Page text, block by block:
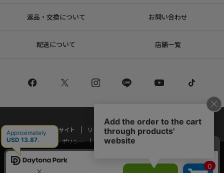
返品・交換について お問い合わせ
配送について 店舗一覧
コーポレートサイト リクルート
サステナブルマークについて
プライバシーポリシー
特定商取引法・古物営業法に基づく表記
Copyright © DAYTONA INTERNATIONAL Co.,Ltd All Rights Reserved.
当サイトでは利用体験の向上およびコンテンツの最適な提供、トラフィック
の分析を目的としてCookieを使用しています。